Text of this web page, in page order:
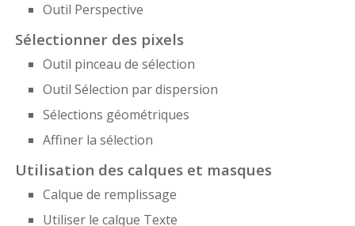
Outil Perspective
Sélectionner des pixels
Outil pinceau de sélection
Outil Sélection par dispersion
Sélections géométriques
Affiner la sélection
Utilisation des calques et masques
Calque de remplissage
Utiliser le calque Texte